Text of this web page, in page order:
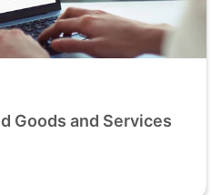
Goods and Services